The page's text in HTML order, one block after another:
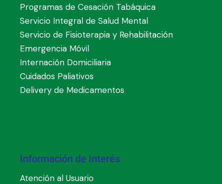
Programas de Cesación Tabáquica
Servicio Integral de Salud Mental
Servicio de Fisioterapia y Rehabilitación
Emergencia Móvil
Internación Domiciliaria
Cuidados Paliativos
Delivery de Medicamentos
Información de Interés
Atención al Usuario